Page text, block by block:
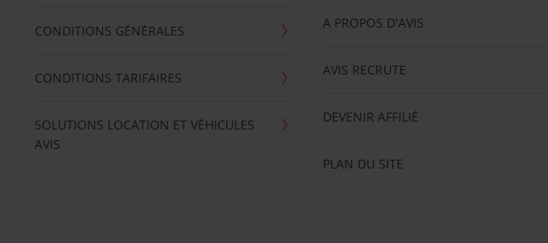
CONDITIONS GÉNÉRALES
CONDITIONS TARIFAIRES
SOLUTIONS LOCATION ET VÉHICULES
AVIS
A PROPOS D'AVIS
AVIS RECRUTE
DEVENIR AFFILIÉ
PLAN DU SITE